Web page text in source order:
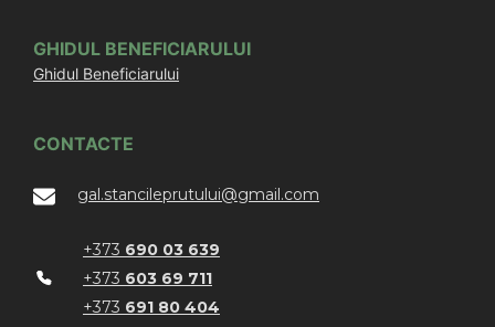
GHIDUL BENEFICIARULUI
Ghidul Beneficiarului
CONTACTE
gal.stancileprutului@gmail.com
+373 690 03 639
+373 603 69 711
+373 691 80 404